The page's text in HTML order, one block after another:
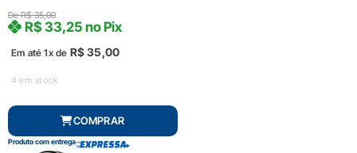
DeR$35,00
Em até 1x de R$35,00
R$33,25 no Pix
4 em stock
COMPRAR
Produto com entrega